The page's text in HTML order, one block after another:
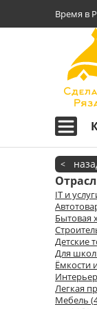
Время в
<
IT и
Бытовая
Детские
Для
Ёмкости
Интерьер
Легкая
Мебель (